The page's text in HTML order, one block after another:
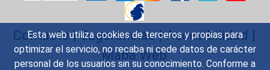
Esta web utiliza cookies de terceros y propias para
optimizar el servicio, no recaba ni cede datos de carácter
personal de los usuarios sin su conocimiento. Conforme a
Contacto|Sugerencias|Accesibilidad |
Mapa Web